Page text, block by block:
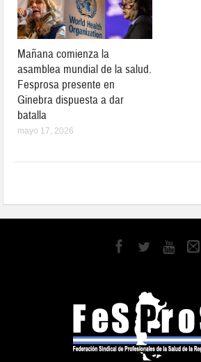
Mañana comienza la
asamblea mundial de la salud.
Fesprosa presente en
Ginebra dispuesta a dar
batalla
mayo 17, 2026